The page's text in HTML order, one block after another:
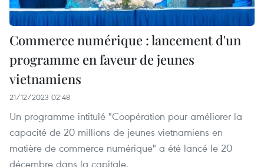
Commerce numérique : lancement d'un
programme en faveur de jeunes
vietnamiens
21/12/2023 02:48
Un programme intitulé "Coopération pour améliorer la
capacité de 20 millions de jeunes vietnamiens en
matière de commerce numérique" a été lancé le 20
décembre dans la capitale.